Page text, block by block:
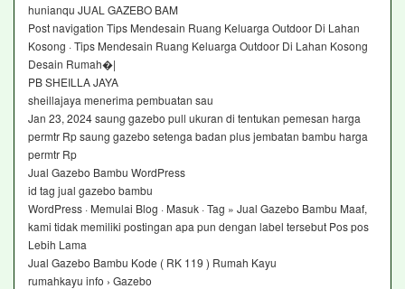
hunianqu JUAL GAZEBO BAM
Post navigation Tips Mendesain Ruang Keluarga Outdoor Di Lahan
Kosong · Tips Mendesain Ruang Keluarga Outdoor Di Lahan Kosong
Desain Rumah�|
PB SHEILLA JAYA
sheillajaya menerima pembuatan sau
Jan 23, 2024 saung gazebo pull ukuran di tentukan pemesan harga
permtr Rp saung gazebo setenga badan plus jembatan bambu harga
permtr Rp
Jual Gazebo Bambu WordPress
id tag jual gazebo bambu
WordPress · Memulai Blog · Masuk · Tag » Jual Gazebo Bambu Maaf,
kami tidak memiliki postingan apa pun dengan label tersebut Pos pos
Lebih Lama
Jual Gazebo Bambu Kode ( RK 119 ) Rumah Kayu
rumahkayu info › Gazebo